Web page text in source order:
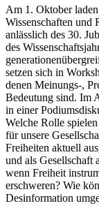
Am 1. Oktober
Wissenschaften und
anlässlich des 30.
des
setzen sich in
denen Meinungs-,
Bedeutung sind. Im
in einer
Welche Rolle
für unsere
Freiheiten aktuell
und als Gesellschaft
wenn Freiheit
erschweren? Wie
Desinformation